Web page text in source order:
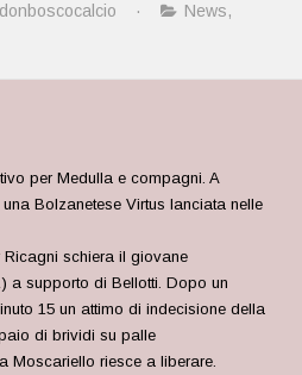
donboscocalcio · News,
per Medulla e compagni. A
Bolzanetese Virtus lanciata nelle
schiera il giovane
a supporto di Bellotti. Dopo un
15 un attimo di indecisione della
di brividi su palle
Moscariello riesce a liberare.